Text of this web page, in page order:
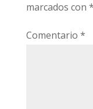
marcados con *
Comentario *